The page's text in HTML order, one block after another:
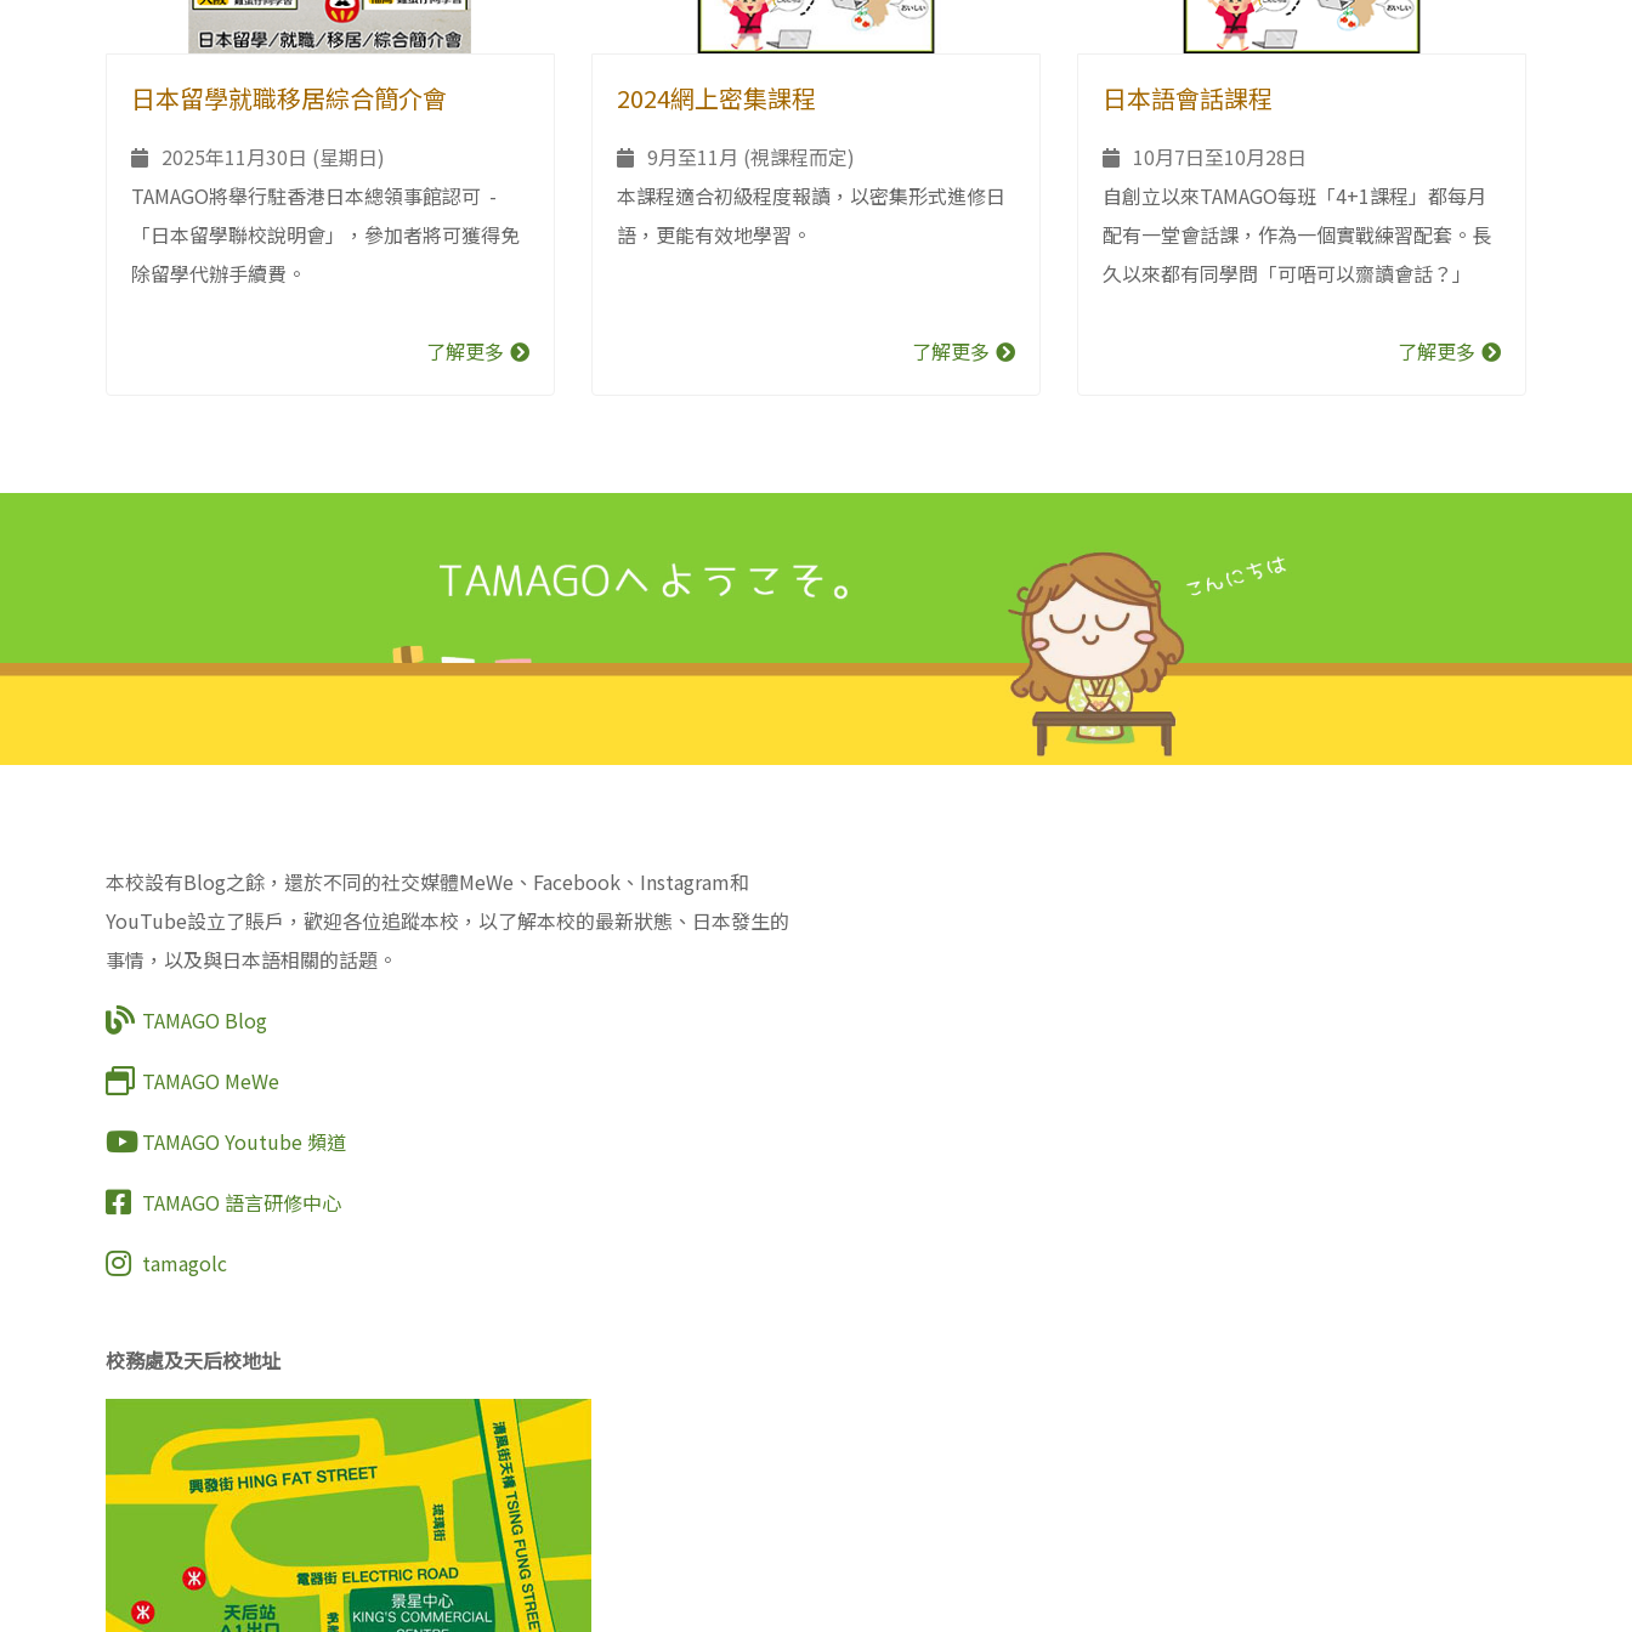
日本留學就職移居綜合簡介會
2025年11月30日 (星期日)
TAMAGO將舉行駐香港日本總領事館認可 -
「日本留學聯校說明會」，參加者將可獲得免
除留學代辦手續費。
了解更多
2024網上密集課程
9月至11月 (視課程而定)
本課程適合初級程度報讀，以密集形式進修日
語，更能有效地學習。
了解更多
日本語會話課程
10月7日至10月28日
自創立以來TAMAGO每班「4+1課程」都每月
配有一堂會話課，作為一個實戰練習配套。長
久以來都有同學問「可唔可以齋讀會話？」
了解更多
本校設有Blog之餘，還於不同的社交媒體MeWe、Facebook、Instagram和
YouTube設立了賬戶，歡迎各位追蹤本校，以了解本校的最新狀態、日本發生的
事情，以及與日本語相關的話題。
TAMAGO Blog
TAMAGO MeWe
TAMAGO Youtube 頻道
TAMAGO 語言研修中心
tamagolc
校務處及天后校地址